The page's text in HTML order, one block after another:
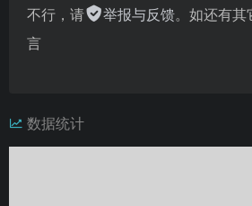
不行，请
举报与反馈。如还有其
言
数据统计